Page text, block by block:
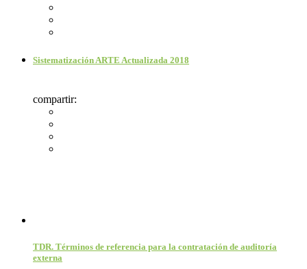
Sistematización ARTE Actualizada 2018
compartir:
TDR. Términos de referencia para la contratación de auditoría
externa